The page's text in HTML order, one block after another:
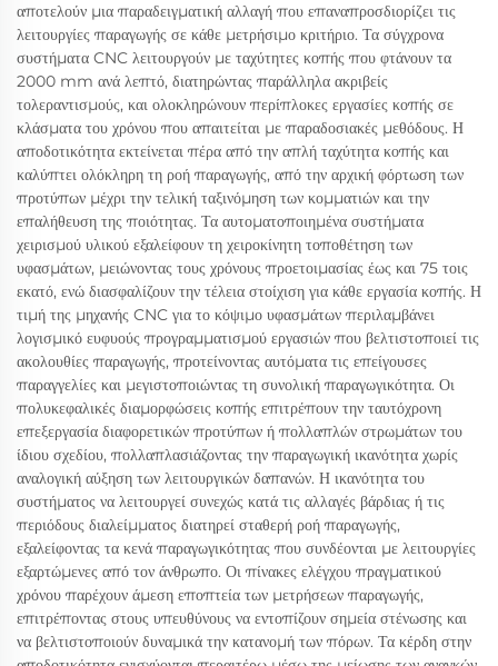
αποτελούν μια παραδειγματική αλλαγή που επαναπροσδιορίζει τις
λειτουργίες παραγωγής σε κάθε μετρήσιμο κριτήριο. Τα σύγχρονα
συστήματα CNC λειτουργούν με ταχύτητες κοπής που φτάνουν τα
2000 mm ανά λεπτό, διατηρώντας παράλληλα ακριβείς
τολεραντισμούς, και ολοκληρώνουν περίπλοκες εργασίες κοπής σε
κλάσματα του χρόνου που απαιτείται με παραδοσιακές μεθόδους. Η
αποδοτικότητα εκτείνεται πέρα από την απλή ταχύτητα κοπής και
καλύπτει ολόκληρη τη ροή παραγωγής, από την αρχική φόρτωση των
προτύπων μέχρι την τελική ταξινόμηση των κομματιών και την
επαλήθευση της ποιότητας. Τα αυτοματοποιημένα συστήματα
χειρισμού υλικού εξαλείφουν τη χειροκίνητη τοποθέτηση των
υφασμάτων, μειώνοντας τους χρόνους προετοιμασίας έως και 75 τοις
εκατό, ενώ διασφαλίζουν την τέλεια στοίχιση για κάθε εργασία κοπής. Η
τιμή της μηχανής CNC για το κόψιμο υφασμάτων περιλαμβάνει
λογισμικό ευφυούς προγραμματισμού εργασιών που βελτιστοποιεί τις
ακολουθίες παραγωγής, προτείνοντας αυτόματα τις επείγουσες
παραγγελίες και μεγιστοποιώντας τη συνολική παραγωγικότητα. Οι
πολυκεφαλικές διαμορφώσεις κοπής επιτρέπουν την ταυτόχρονη
επεξεργασία διαφορετικών προτύπων ή πολλαπλών στρωμάτων του
ίδιου σχεδίου, πολλαπλασιάζοντας την παραγωγική ικανότητα χωρίς
αναλογική αύξηση των λειτουργικών δαπανών. Η ικανότητα του
συστήματος να λειτουργεί συνεχώς κατά τις αλλαγές βάρδιας ή τις
περιόδους διαλείμματος διατηρεί σταθερή ροή παραγωγής,
εξαλείφοντας τα κενά παραγωγικότητας που συνδέονται με λειτουργίες
εξαρτώμενες από τον άνθρωπο. Οι πίνακες ελέγχου πραγματικού
χρόνου παρέχουν άμεση εποπτεία των μετρήσεων παραγωγής,
επιτρέποντας στους υπευθύνους να εντοπίζουν σημεία στένωσης και
να βελτιστοποιούν δυναμικά την κατανομή των πόρων. Τα κέρδη στην